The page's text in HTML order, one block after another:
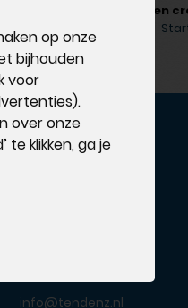
op onze
bijhouden
voor
over onze
te klikken, ga je
Geen
088 002 90 00
info@tendenz.nl